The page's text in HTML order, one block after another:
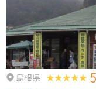
ます。道の駅で休憩を挟
かがでしょうか。
島根県 5